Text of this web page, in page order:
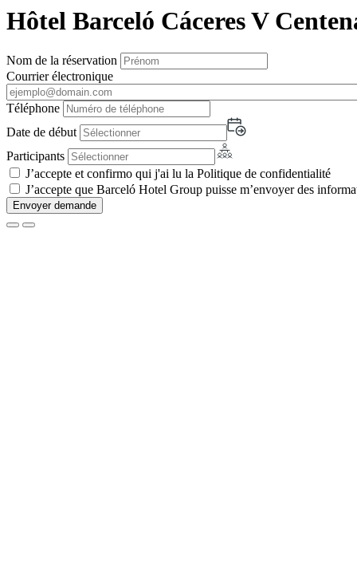
Hôtel Barceló Cáceres V
Nom de la réservation
Courrier électronique
Téléphone
Date de début
Participants
J’accepte et confirmo qui j'ai lu la Politique de confidentialité
J’accepte que Barceló Hotel Group puisse m’envoyer des
Envoyer demande